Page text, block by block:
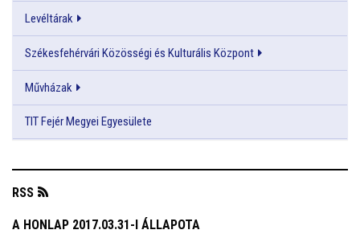
Levéltárak
Székesfehérvári Közösségi és Kulturális Központ
Művházak
TIT Fejér Megyei Egyesülete
RSS
A HONLAP 2017.03.31-I ÁLLAPOTA